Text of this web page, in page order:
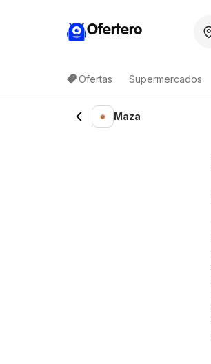
Ofertero
Ofertas Supermercados
Lista de productos
Maza